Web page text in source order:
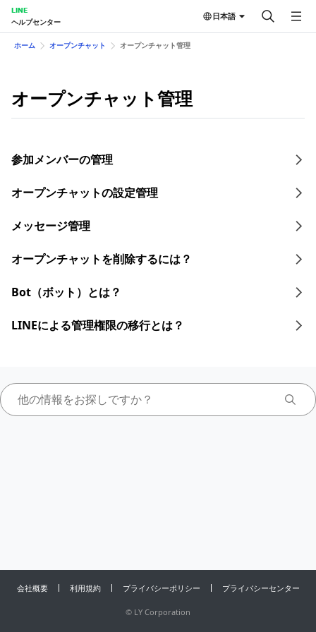
LINE
ヘルプセンター
日本語
ホーム オープンチャット オープンチャット管理
オープンチャット管理
参加メンバーの管理
オープンチャットの設定管理
メッセージ管理
オープンチャットを削除するには？
Bot（ボット）とは？
LINEによる管理権限の移行とは？
会社概要 利用規約 プライバシーポリシー プライバシーセンター
© LY Corporation